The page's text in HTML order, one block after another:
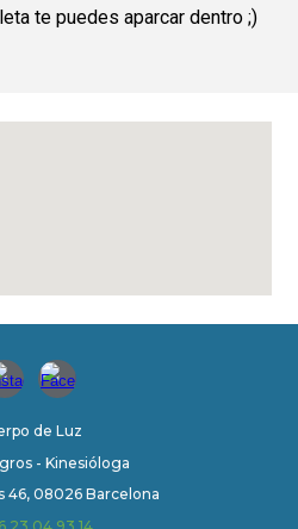
te puedes aparcar dentro ;)
de Luz
- Kinesióloga
46, 08026 Barcelona